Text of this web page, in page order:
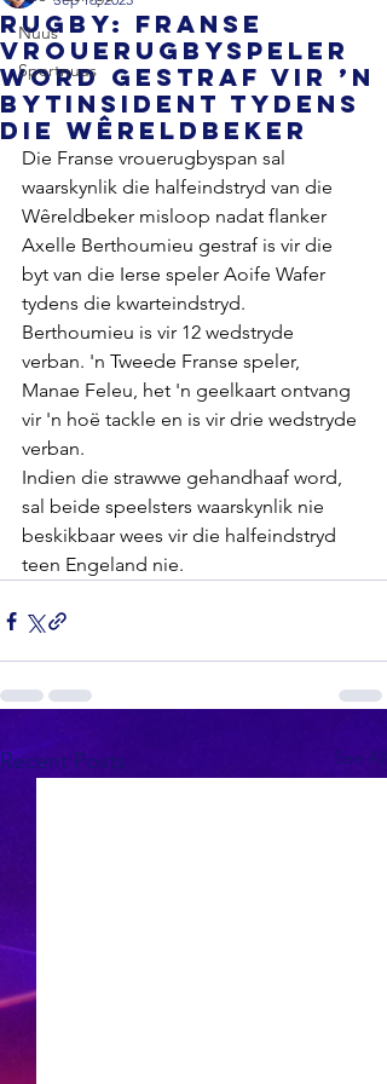
Nuus
Sportnuus
RUGBY: Franse
vrouerugbyspeler
word gestraf vir ’n
bytinsident tydens
die Wêreldbeker
Die Franse vrouerugbyspan sal
waarskynlik die halfeindstryd van die
Wêreldbeker misloop nadat flanker
Axelle Berthoumieu gestraf is vir die
byt van die Ierse speler Aoife Wafer
tydens die kwarteindstryd.
Berthoumieu is vir 12 wedstryde
verban. 'n Tweede Franse speler,
Manae Feleu, het 'n geelkaart ontvang
vir 'n hoë tackle en is vir drie wedstryde
verban.
Indien die strawwe gehandhaaf word,
sal beide speelsters waarskynlik nie
beskikbaar wees vir die halfeindstryd
teen Engeland nie.
Recent Posts See All